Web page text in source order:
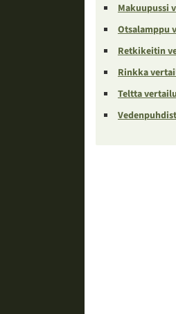
Makuupussi
Otsalamppu
Retkikeitin
Rinkka
Teltta vertailu